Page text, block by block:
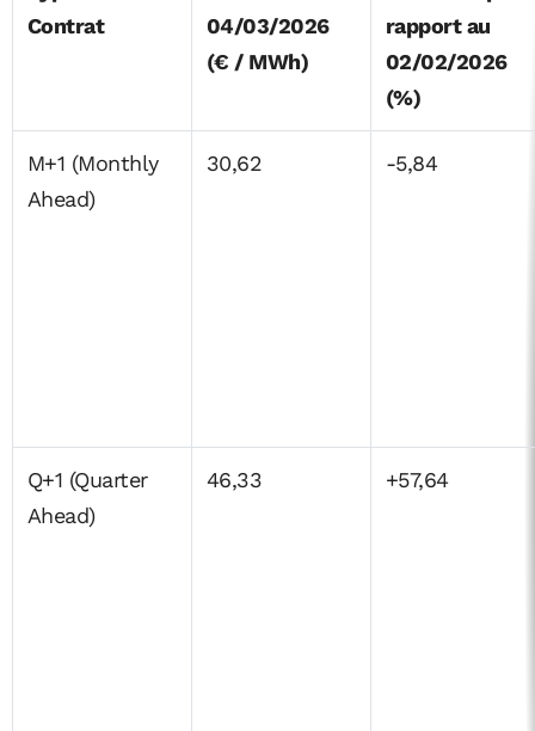
Contrat
04/03/2026
(€ / MWh)
rapport au
02/02/2026
(%)
M+1 (Monthly
Ahead)
30,62 -5,84
Q+1 (Quarter
Ahead)
46,33 +57,64